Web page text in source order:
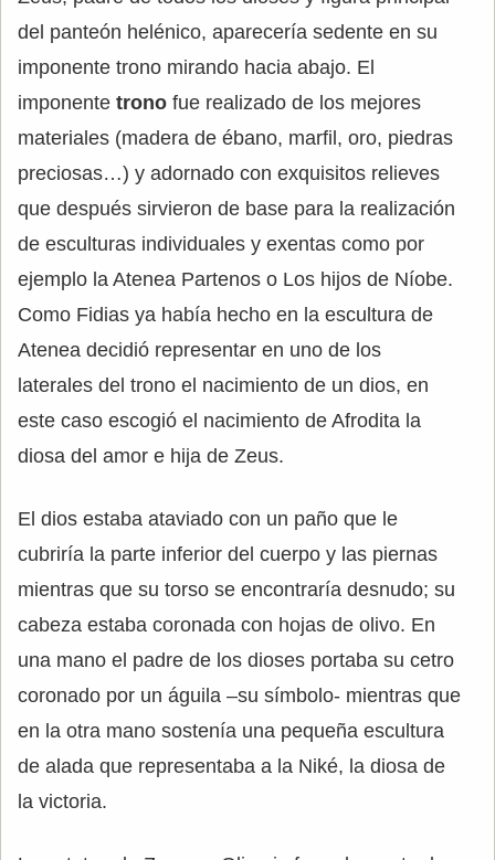
del panteón helénico, aparecería sedente en su
imponente trono mirando hacia abajo. El
imponente trono fue realizado de los mejores
materiales (madera de ébano, marfil, oro, piedras
preciosas…) y adornado con exquisitos relieves
que después sirvieron de base para la realización
de esculturas individuales y exentas como por
ejemplo la Atenea Partenos o Los hijos de Níobe.
Como Fidias ya había hecho en la escultura de
Atenea decidió representar en uno de los
laterales del trono el nacimiento de un dios, en
este caso escogió el nacimiento de Afrodita la
diosa del amor e hija de Zeus.
El dios estaba ataviado con un paño que le
cubriría la parte inferior del cuerpo y las piernas
mientras que su torso se encontraría desnudo; su
cabeza estaba coronada con hojas de olivo. En
una mano el padre de los dioses portaba su cetro
coronado por un águila –su símbolo- mientras que
en la otra mano sostenía una pequeña escultura
de alada que representaba a la Niké, la diosa de
la victoria.